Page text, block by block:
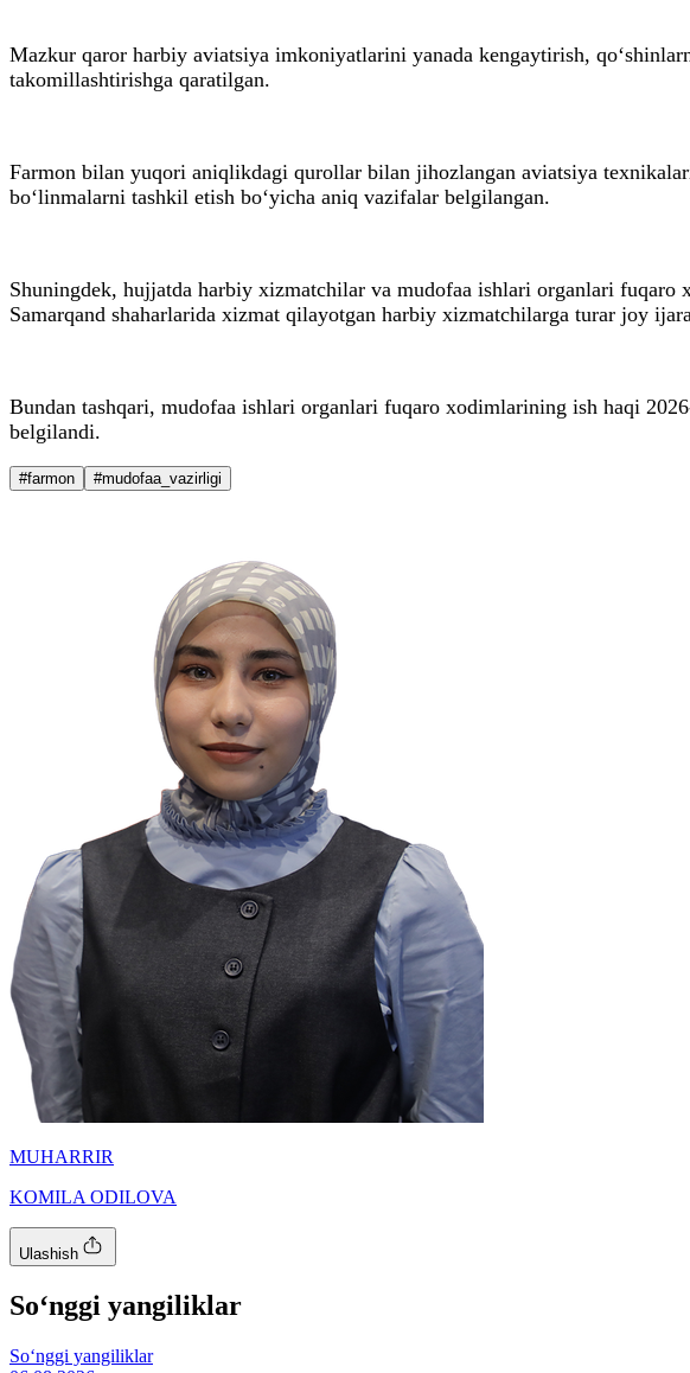
Mazkur qaror harbiy aviatsiya imkoniyatlarini yanada kengaytirish,
takomillashtirishga qaratilgan.
Farmon bilan yuqori aniqlikdagi qurollar bilan jihozlangan aviatsiya
bo‘linmalarni tashkil etish bo‘yicha aniq vazifalar belgilangan.
Shuningdek, hujjatda harbiy xizmatchilar va mudofaa ishlari organlari
Samarqand shaharlarida xizmat qilayotgan harbiy xizmatchilarga turar joy
Bundan tashqari, mudofaa ishlari organlari fuqaro xodimlarining ish haqi
belgilandi.
#farmon #mudofaa_vazirligi
MUHARRIR
KOMILA ODILOVA
Ulashish
So‘nggi yangiliklar
So‘nggi yangiliklar